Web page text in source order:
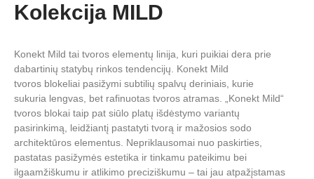
Kolekcija MILD
Konekt Mild tai tvoros elementų linija, kuri puikiai dera prie
dabartinių statybų rinkos tendencijų. Konekt Mild
tvoros blokeliai pasižymi subtilių spalvų deriniais, kurie
sukuria lengvas, bet rafinuotas tvoros atramas. „Konekt Mild“
tvoros blokai taip pat siūlo platų išdėstymo variantų
pasirinkimą, leidžiantį pastatyti tvorą ir mažosios sodo
architektūros elementus. Nepriklausomai nuo paskirties,
pastatas pasižymės estetika ir tinkamu pateikimu bei
ilgaamžiškumu ir atlikimo preciziškumu – tai jau atpažįstamas